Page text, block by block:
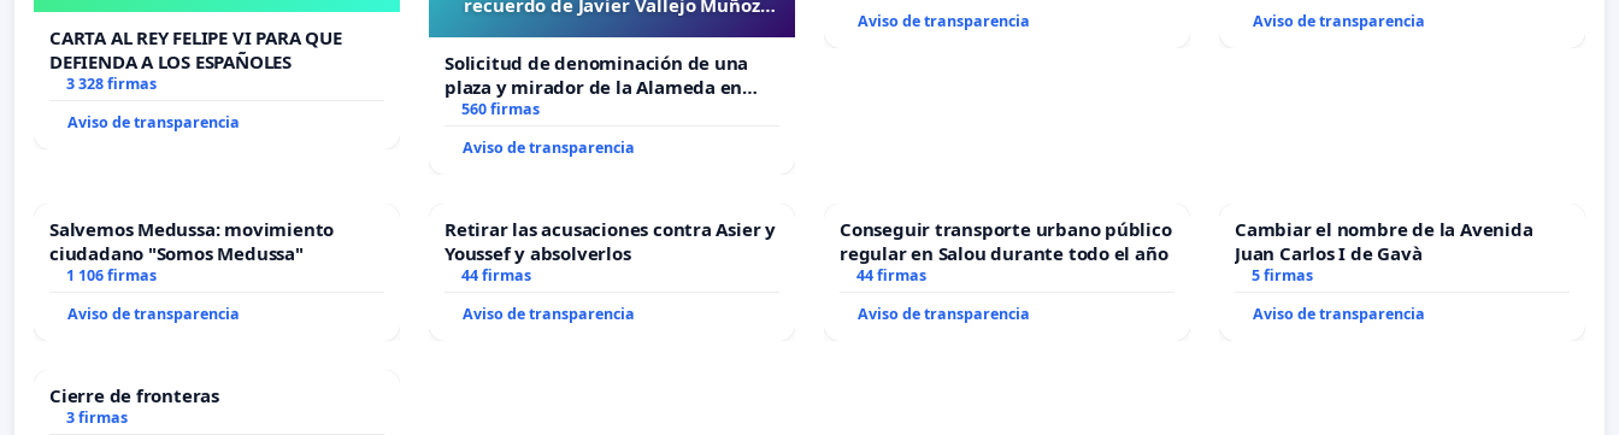
CARTA AL REY FELIPE VI PARA QUE
DEFIENDA A LOS ESPAÑOLES
3 328 firmas
Aviso de transparencia
Solicitud de denominación de una
plaza y mirador de la Alameda en
recuerdo de Javier Vallejo Muñoz
560 firmas
Aviso de transparencia
Aviso de transparencia
Aviso de transparencia
Salvemos Medussa: movimiento
ciudadano "Somos Medussa"
1 106 firmas
Aviso de transparencia
Retirar las acusaciones contra Asier y
Youssef y absolverlos
44 firmas
Aviso de transparencia
Conseguir transporte urbano público
regular en Salou durante todo el año
44 firmas
Aviso de transparencia
Cambiar el nombre de la Avenida
Juan Carlos I de Gavà
5 firmas
Aviso de transparencia
Cierre de fronteras
3 firmas